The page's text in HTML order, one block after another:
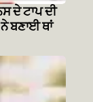
ਦੇ ਟਾਪ ਦੀ
ਬਣਾਈ ਥਾਂ